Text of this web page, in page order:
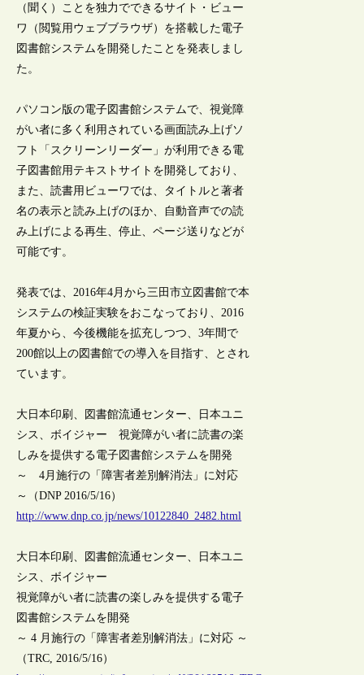
（聞く）ことを独力でできるサイト・ビュー
ワ（閲覧用ウェブブラウザ）を搭載した電子
図書館システムを開発したことを発表しまし
た。
パソコン版の電子図書館システムで、視覚障
がい者に多く利用されている画面読み上げソ
フト「スクリーンリーダー」が利用できる電
子図書館用テキストサイトを開発しており、
また、読書用ビューワでは、タイトルと著者
名の表示と読み上げのほか、自動音声での読
み上げによる再生、停止、ページ送りなどが
可能です。
発表では、2016年4月から三田市立図書館で本
システムの検証実験をおこなっており、2016
年夏から、今後機能を拡充しつつ、3年間で
200館以上の図書館での導入を目指す、とされ
ています。
大日本印刷、図書館流通センター、日本ユニ
シス、ボイジャー 視覚障がい者に読書の楽
しみを提供する電子図書館システムを開発
～ 4月施行の「障害者差別解消法」に対応
～（DNP 2016/5/16）
http://www.dnp.co.jp/news/10122840_2482.html
大日本印刷、図書館流通センター、日本ユニ
シス、ボイジャー
視覚障がい者に読書の楽しみを提供する電子
図書館システムを開発
～ 4 月施行の「障害者差別解消法」に対応 ～
（TRC, 2016/5/16）